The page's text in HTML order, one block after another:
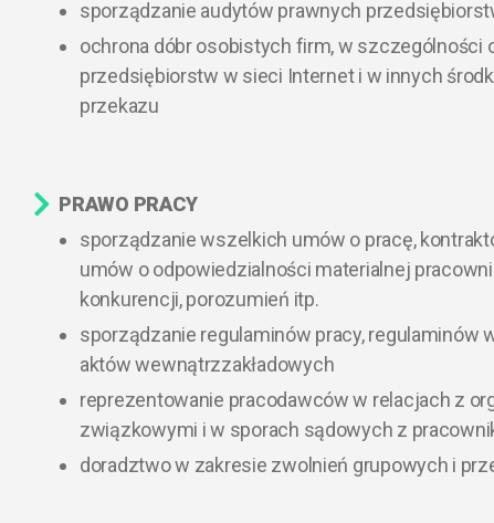
sporządzanie audytów prawnych
ochrona dóbr osobistych firm, w szczególności
przedsiębiorstw w sieci Internet i w innych
przekazu
PRAWO PRACY​
sporządzanie wszelkich umów o pracę,
umów o odpowiedzialności materialnej
konkurencji, porozumień itp.
sporządzanie regulaminów pracy, regulaminów
aktów wewnątrzzakładowych
reprezentowanie pracodawców w relacjach z
związkowymi i w sporach sądowych z
doradztwo w zakresie zwolnień grupowych i